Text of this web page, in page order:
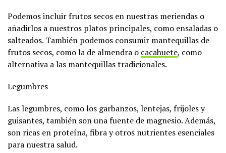
Podemos incluir frutos secos en nuestras meriendas o
añadirlos a nuestros platos principales, como ensaladas o
salteados. También podemos consumir mantequillas de
frutos secos, como la de almendra o cacahuete, como
alternativa a las mantequillas tradicionales.
Legumbres
Las legumbres, como los garbanzos, lentejas, frijoles y
guisantes, también son una fuente de magnesio. Además,
son ricas en proteína, fibra y otros nutrientes esenciales
para nuestra salud.